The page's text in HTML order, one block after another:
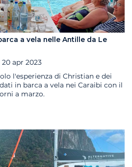
a vela nelle Antille da Le
20 apr 2023
l'esperienza di Christian e dei
in barca a vela nei Caraibi con il
a marzo.